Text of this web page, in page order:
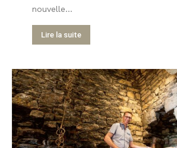
nouvelle...
Lire la suite